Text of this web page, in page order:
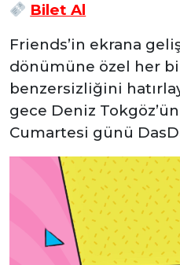
Bilet Al
Friends’in ekrana
dönümüne özel her
benzersizliğini
gece Deniz
Cumartesi günü